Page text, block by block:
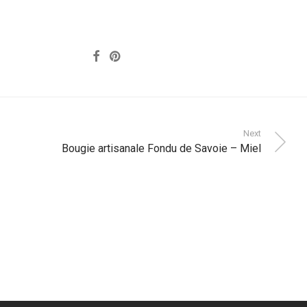
Next
Bougie artisanale Fondu de Savoie – Miel